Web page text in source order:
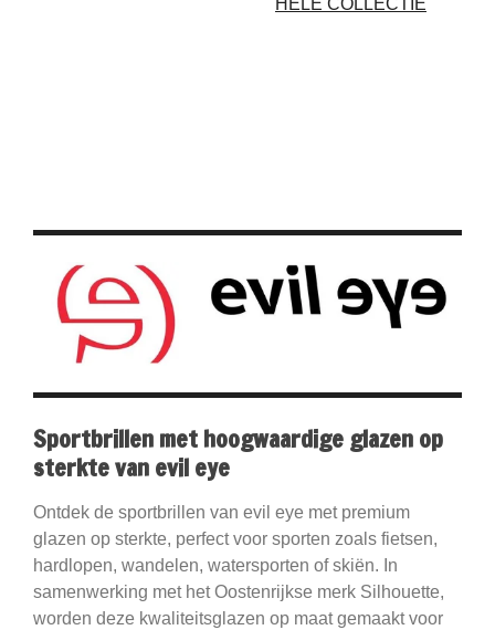
HELE COLLECTIE
Sportbrillen met hoogwaardige glazen op
sterkte van evil eye
Ontdek de sportbrillen van evil eye met premium
glazen op sterkte, perfect voor sporten zoals fietsen,
hardlopen, wandelen, watersporten of skiën. In
samenwerking met het Oostenrijkse merk Silhouette,
worden deze kwaliteitsglazen op maat gemaakt voor